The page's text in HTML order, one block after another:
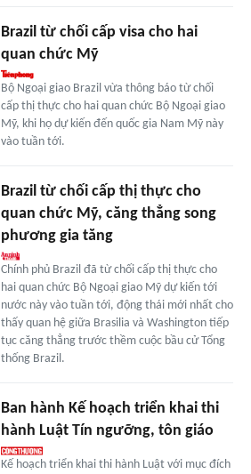
Brazil từ chối cấp visa cho hai
quan chức Mỹ
Bộ Ngoại giao Brazil vừa thông báo từ chối
cấp thị thực cho hai quan chức Bộ Ngoại giao
Mỹ, khi họ dự kiến đến quốc gia Nam Mỹ này
vào tuần tới.
Brazil từ chối cấp thị thực cho
quan chức Mỹ, căng thẳng song
phương gia tăng
Chính phủ Brazil đã từ chối cấp thị thực cho
hai quan chức Bộ Ngoại giao Mỹ dự kiến tới
nước này vào tuần tới, động thái mới nhất cho
thấy quan hệ giữa Brasilia và Washington tiếp
tục căng thẳng trước thềm cuộc bầu cử Tổng
thống Brazil.
Ban hành Kế hoạch triển khai thi
hành Luật Tín ngưỡng, tôn giáo
Kế hoạch triển khai thi hành Luật với mục đích